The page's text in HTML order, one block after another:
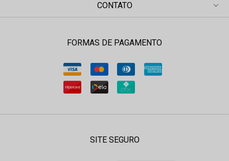
CONTATO
FORMAS DE PAGAMENTO
SITE SEGURO